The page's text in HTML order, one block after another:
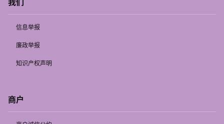
我们
信息举报
廉政举报
知识产权声明
商户